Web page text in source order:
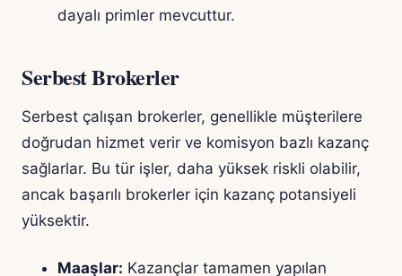
dayalı primler mevcuttur.
Serbest Brokerler
Serbest çalışan brokerler, genellikle müşterilere
doğrudan hizmet verir ve komisyon bazlı kazanç
sağlarlar. Bu tür işler, daha yüksek riskli olabilir,
ancak başarılı brokerler için kazanç potansiyeli
yüksektir.
Maaşlar: Kazançlar tamamen yapılan